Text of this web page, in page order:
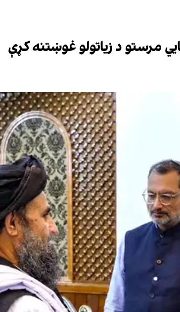
مرستو د زیاتولو غوښتنه کړې